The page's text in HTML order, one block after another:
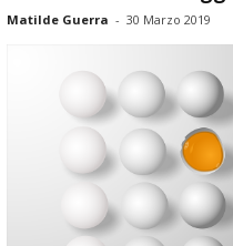
Matilde Guerra - 30 Marzo 2019